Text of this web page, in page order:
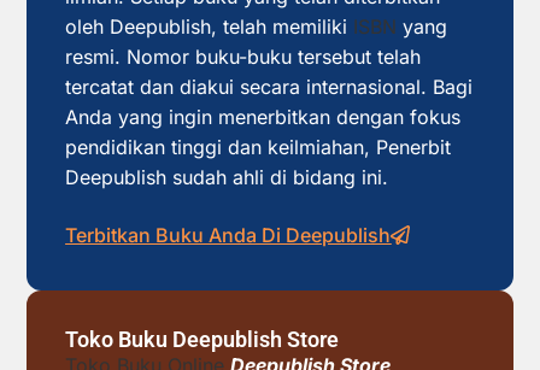
oleh Deepublish, telah memiliki ISBN yang
resmi. Nomor buku-buku tersebut telah
tercatat dan diakui secara internasional. Bagi
Anda yang ingin menerbitkan dengan fokus
pendidikan tinggi dan keilmiahan, Penerbit
Deepublish sudah ahli di bidang ini.
Terbitkan Buku Anda Di Deepublish
Toko Buku Deepublish Store